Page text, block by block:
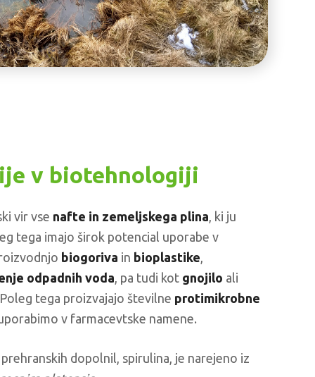
v biotehnologiji
vir vse nafte in zemeljskega plina, ki ju
tega imajo širok potencial uporabe v
biogoriva in bioplastike,
odpadnih voda, pa tudi kot gnojilo ali
tega proizvajajo številne protimikrobne
v farmacevtske namene.
dopolnil, spirulina, je narejeno iz